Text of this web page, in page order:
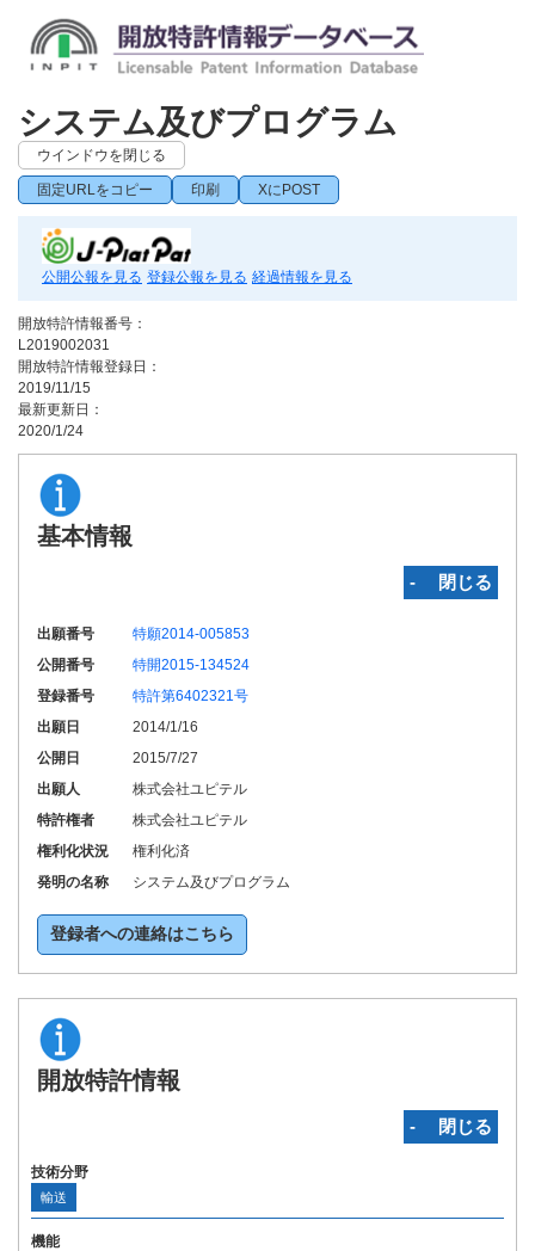
システム及びプログラム
ウインドウを閉じる
固定URLをコピー 印刷 XにPOST
公開公報を見る 登録公報を見る 経過情報を見る
開放特許情報番号：
L2019002031
開放特許情報登録日：
2019/11/15
最新更新日：
2020/1/24
基本情報
‐ 閉じる
出願番号
特願2014-005853
公開番号
特開2015-134524
登録番号
特許第6402321号
出願日
2014/1/16
公開日
2015/7/27
出願人
株式会社ユピテル
特許権者
株式会社ユピテル
権利化状況
権利化済
発明の名称
システム及びプログラム
登録者への連絡はこちら
開放特許情報
‐ 閉じる
技術分野
輸送
機能